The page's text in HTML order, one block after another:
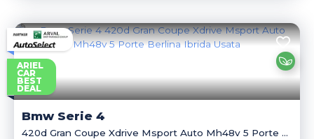
ARIEL
CAR
BEST
DEAL
Bmw Serie 4
420d Gran Coupe Xdrive Msport Auto Mh48v 5 Porte Berlina